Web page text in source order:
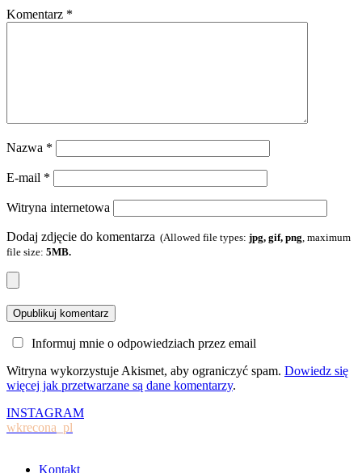
Komentarz *
Nazwa *
E-mail *
Witryna internetowa
Dodaj zdjęcie do komentarza (Allowed file types: jpg, gif, png, maximum
file size: 5MB.
Informuj mnie o odpowiedziach przez email
Witryna wykorzystuje Akismet, aby ograniczyć spam. Dowiedz się
więcej jak przetwarzane są dane komentarzy.
INSTAGRAM
wkrecona_pl
Kontakt